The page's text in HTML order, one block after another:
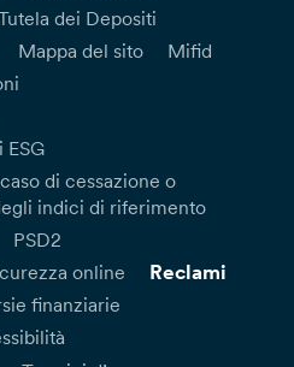
dei Depositi
Mappa del sito
Mifid
di cessazione o
indici di riferimento
PSD2
online Reclami
finanziarie